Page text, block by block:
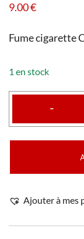
9.00€
Fume cigarette
1 en stock
-
Ajouter à mes